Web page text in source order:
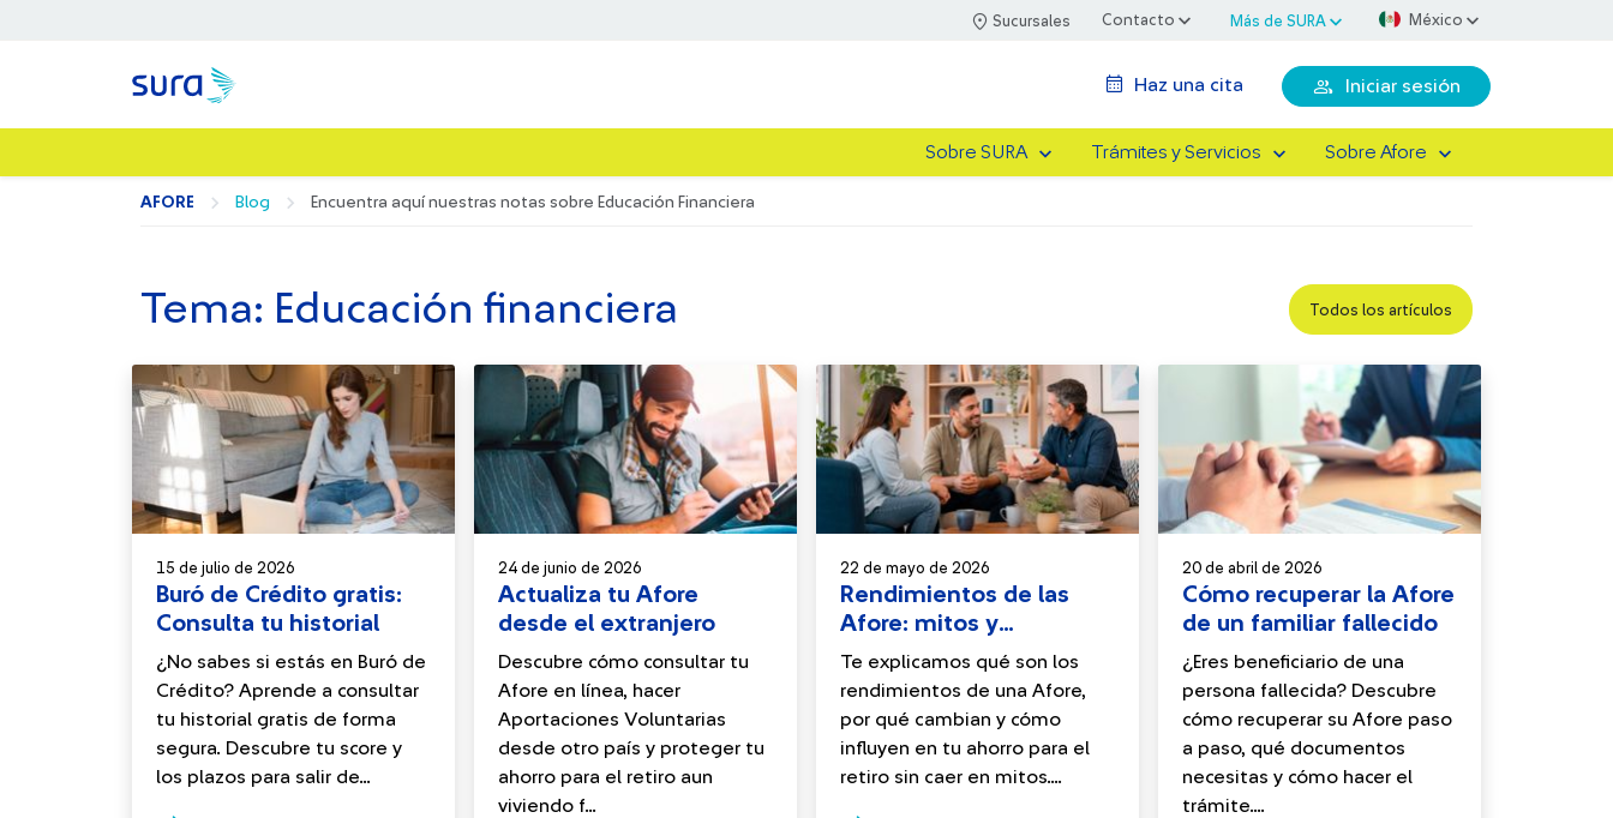
Sucursales Contacto Más de SURA México
Haz una cita Iniciar sesión
Sobre SURA Trámites y Servicios Sobre Afore
AFORE Blog Encuentra aquí nuestras notas sobre Educación Financiera
Tema: Educación financiera Todos los artículos
15 de julio de 2026
Buró de Crédito gratis:
Consulta tu historial
¿No sabes si estás en Buró de
Crédito? Aprende a consultar
tu historial gratis de forma
segura. Descubre tu score y
los plazos para salir de...
24 de junio de 2026
Actualiza tu Afore
desde el extranjero
Descubre cómo consultar tu
Afore en línea, hacer
Aportaciones Voluntarias
desde otro país y proteger tu
ahorro para el retiro aun
viviendo f...
22 de mayo de 2026
Rendimientos de las
Afore: mitos y
realidades
Te explicamos qué son los
rendimientos de una Afore,
por qué cambian y cómo
influyen en tu ahorro para el
retiro sin caer en mitos....
20 de abril de 2026
Cómo recuperar la Afore
de un familiar fallecido
¿Eres beneficiario de una
persona fallecida? Descubre
cómo recuperar su Afore paso
a paso, qué documentos
necesitas y cómo hacer el
trámite....